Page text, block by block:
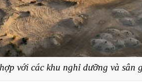
với các khu nghỉ dưỡng và sân